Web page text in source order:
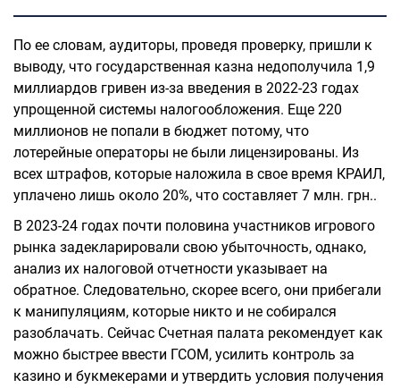
По ее словам, аудиторы, проведя проверку, пришли к
выводу, что государственная казна недополучила 1,9
миллиардов гривен из-за введения в 2022-23 годах
упрощенной системы налогообложения. Еще 220
миллионов не попали в бюджет потому, что
лотерейные операторы не были лицензированы. Из
всех штрафов, которые наложила в свое время КРАИЛ,
уплачено лишь около 20%, что составляет 7 млн. грн..
В 2023-24 годах почти половина участников игрового
рынка задекларировали свою убыточность, однако,
анализ их налоговой отчетности указывает на
обратное. Следовательно, скорее всего, они прибегали
к манипуляциям, которые никто и не собирался
разоблачать. Сейчас Счетная палата рекомендует как
можно быстрее ввести ГСОМ, усилить контроль за
казино и букмекерами и утвердить условия получения